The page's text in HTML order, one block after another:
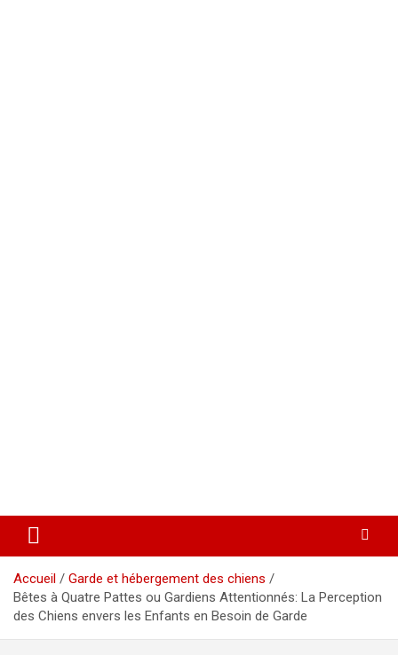
Accueil
Garde et hébergement des chiens
Bêtes à Quatre Pattes ou Gardiens Attentionnés: La Perception
des Chiens envers les Enfants en Besoin de Garde